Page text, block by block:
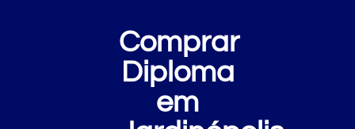
Comprar
Diploma
em